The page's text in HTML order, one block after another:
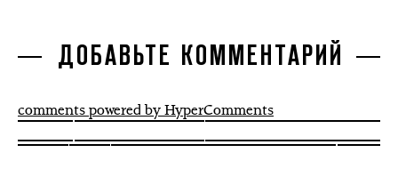
ДОБАВЬТЕ КОММЕНТАРИЙ
comments powered by HyperComments